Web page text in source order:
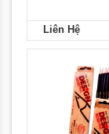
Liên Hệ